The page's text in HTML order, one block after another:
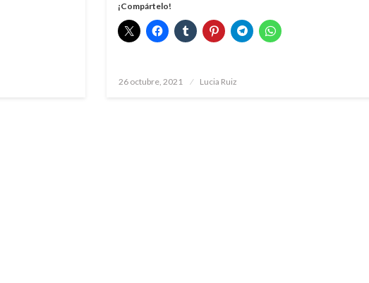
¡Compártelo!
Publicado
26 octubre, 2021 Lucia Ruiz